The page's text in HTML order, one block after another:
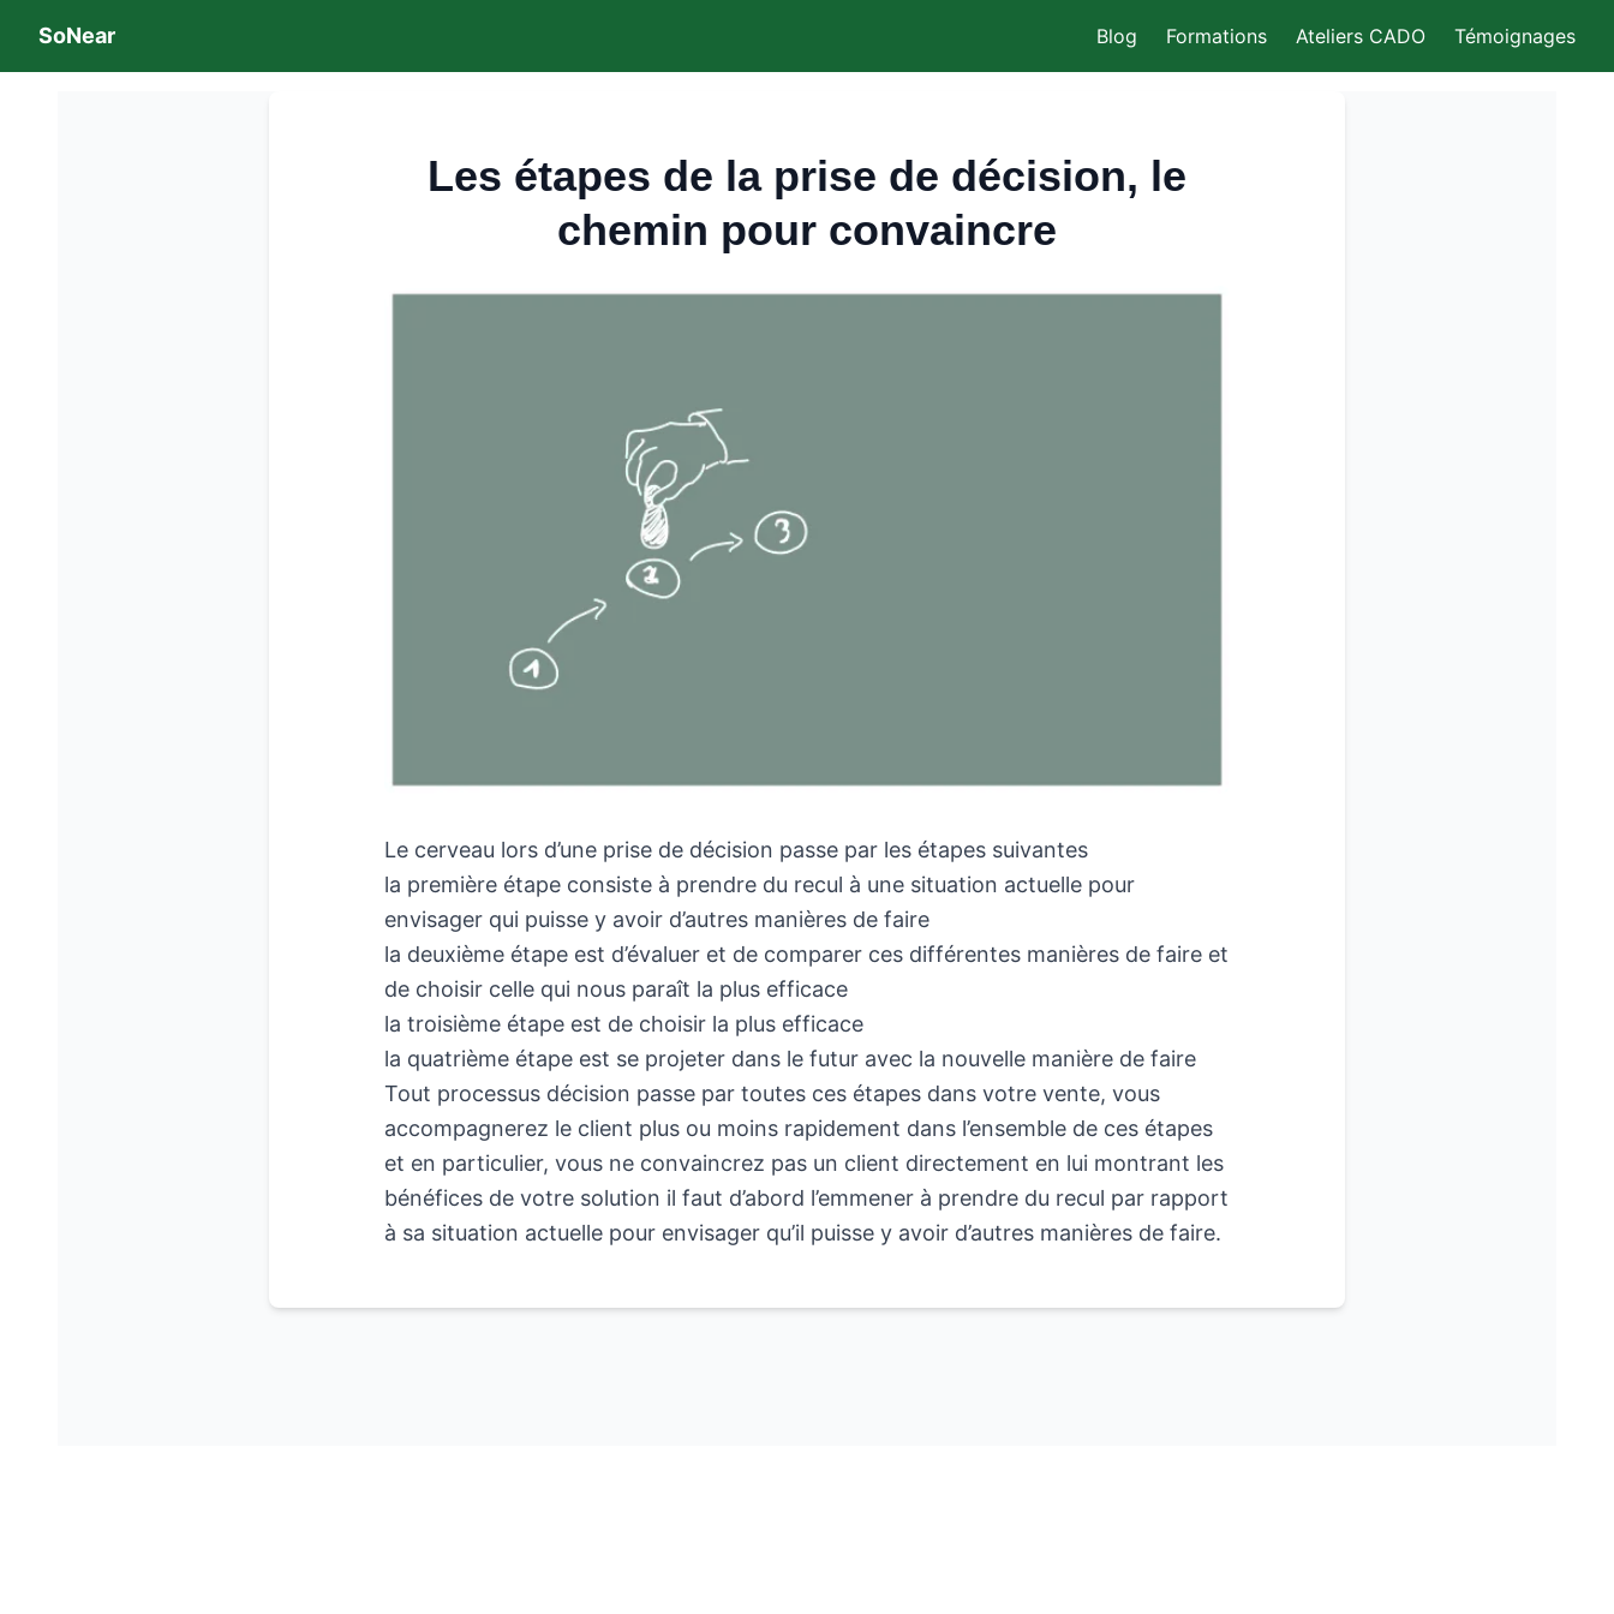
SoNear Blog Formations Ateliers CADO Témoignages
Les étapes de la prise de décision, le
chemin pour convaincre
Le cerveau lors d’une prise de décision passe par les étapes suivantes
la première étape consiste à prendre du recul à une situation actuelle pour
envisager qui puisse y avoir d’autres manières de faire
la deuxième étape est d’évaluer et de comparer ces différentes manières de faire et
de choisir celle qui nous paraît la plus efficace
la troisième étape est de choisir la plus efficace
la quatrième étape est se projeter dans le futur avec la nouvelle manière de faire
Tout processus décision passe par toutes ces étapes dans votre vente, vous
accompagnerez le client plus ou moins rapidement dans l’ensemble de ces étapes
et en particulier, vous ne convaincrez pas un client directement en lui montrant les
bénéfices de votre solution il faut d’abord l’emmener à prendre du recul par rapport
à sa situation actuelle pour envisager qu’il puisse y avoir d’autres manières de faire.